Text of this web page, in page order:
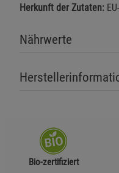
Herkunft der Zutaten:
Nährwerte
Bio-zertifiziert